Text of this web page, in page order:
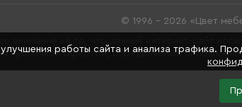
© 1996 - 2026 «Цвет
публичной офертой, определяемой
работы сайта и анализа трафика.